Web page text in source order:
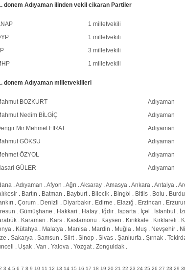
donem Adıyaman ilinden vekil cikaran Partiler
1 milletvekili
1 milletvekili
3 milletvekili
1 milletvekili
donem Adıyaman milletvekilleri
BOZKURT Adıyaman
Nedim BİLGİÇ
Adıyaman
Mir Mehmet FIRAT
Adıyaman
GÖKSU
Adıyaman
ÖZYOL
Adıyaman
GÜLER
Adıyaman
.Adıyaman .Afyon .Ağrı .Aksaray .Amasya .Ankara .Antalya .
. Bartın . Batman . Bayburt. Bilecik . Bingöl . Bitlis . Bolu .
. Çorum . Denizli . Diyarbakır . Edirne . Elazığ . Erzincan .
. Gümüşhane . Hakkari . Hatay . Iğdır . Isparta . İçel . İstanbul .
. Karaman . Kars . Kastamonu . Kayseri . Kırıkkale . Kırklareli .
. Kütahya . Malatya . Manisa . Mardin . Muğla . Muş . Nevşehir .
. Sakarya . Samsun . Siirt. Sinop . Sivas . Şanlıurfa . Şırnak .
. Uşak . Van . Yalova . Yozgat. Zonguldak .
3 4 5 6 7 8 9 10 11 12 13 14 15 16 17 18 19 20 21 22 23 24 25 26 27 28 29